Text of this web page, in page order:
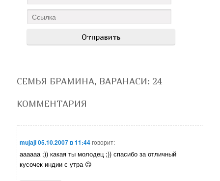
СЕМЬЯ БРАМИНА, ВАРАНАСИ: 24
КОММЕНТАРИЯ
mujaji05.10.2007 в 11:44говорит:
аааааа ;)) какая ты молодец ;)) спасибо за отличный
кусочек индии с утра 😉